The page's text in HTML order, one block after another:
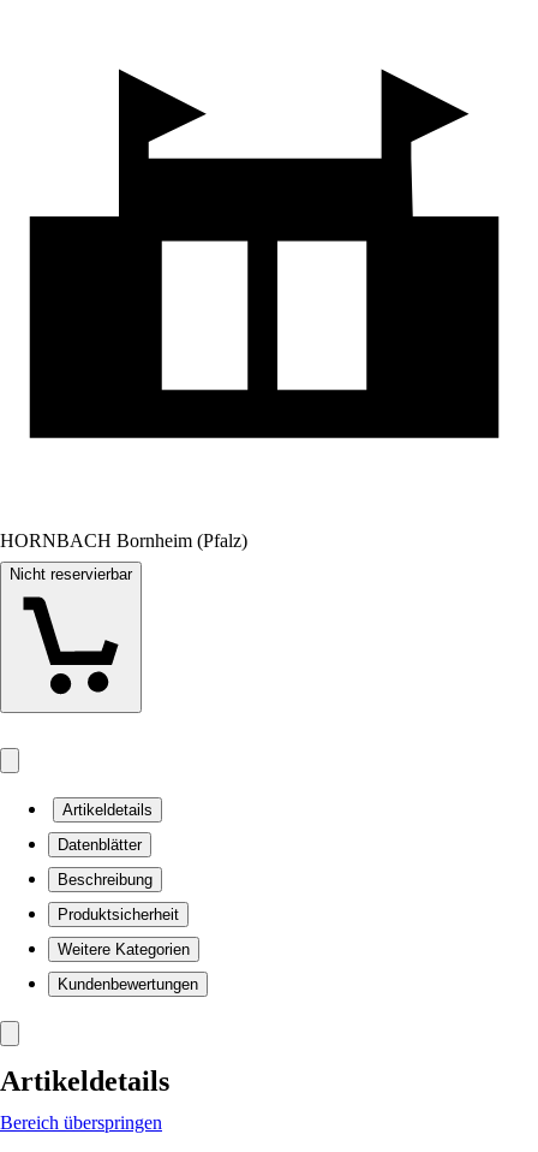
HORNBACH Bornheim (Pfalz)
Nicht reservierbar
Artikeldetails
Datenblätter
Beschreibung
Produktsicherheit
Weitere Kategorien
Kundenbewertungen
Artikeldetails
Bereich überspringen